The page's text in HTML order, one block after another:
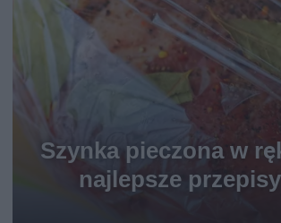
Szynka pieczona w
najlepsze